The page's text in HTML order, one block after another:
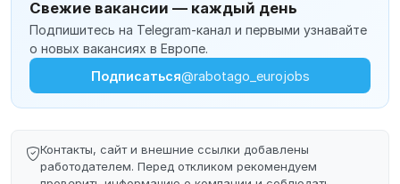
Свежие вакансии — каждый день
Подпишитесь на Telegram-канал и первыми узнавайте
о новых вакансиях в Европе.
Подписаться@rabotago_eurojobs
Контакты, сайт и внешние ссылки добавлены
работодателем. Перед откликом рекомендуем